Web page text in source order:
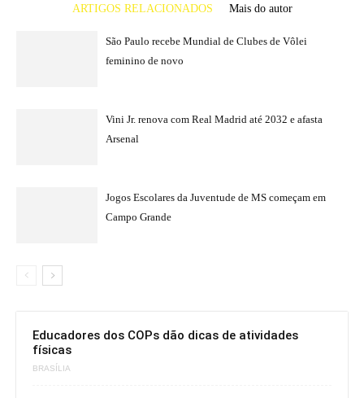
ARTIGOS RELACIONADOS Mais do autor
São Paulo recebe Mundial de Clubes de Vôlei
feminino de novo
Vini Jr. renova com Real Madrid até 2032 e afasta
Arsenal
Jogos Escolares da Juventude de MS começam em
Campo Grande
Educadores dos COPs dão dicas de atividades
físicas
BRASÍLIA